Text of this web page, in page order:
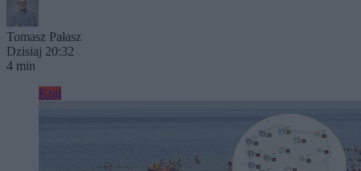
Tomasz Pałasz
Dzisiaj 20:32
4 min
Kraj